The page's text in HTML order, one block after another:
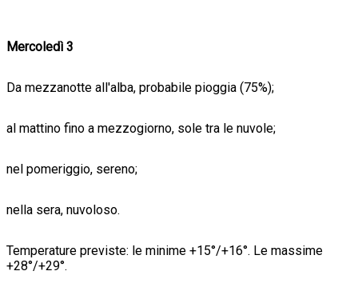
Mercoledì 3
Da mezzanotte all'alba, probabile pioggia (75%);
al mattino fino a mezzogiorno, sole tra le nuvole;
nel pomeriggio, sereno;
nella sera, nuvoloso.
Temperature previste: le minime +15°/+16°. Le massime
+28°/+29°.